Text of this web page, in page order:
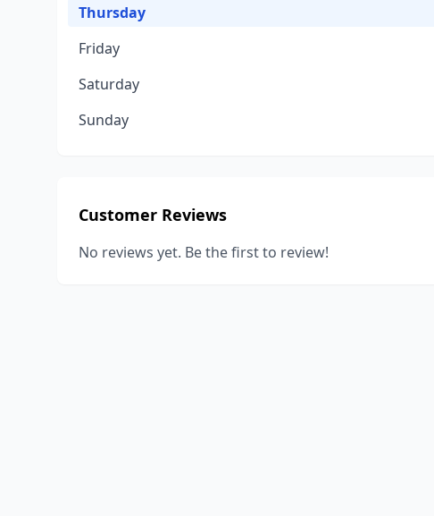
Thursday
Friday
Saturday
Sunday
Customer Reviews
No reviews yet. Be the first to review!